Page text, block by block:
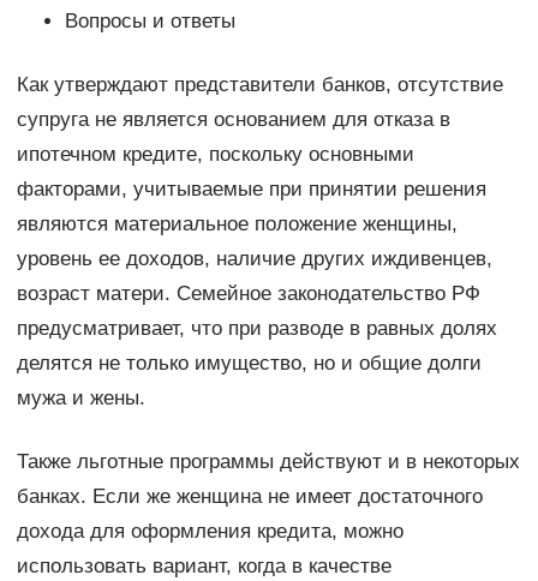
Вопросы и ответы
Как утверждают представители банков, отсутствие
супруга не является основанием для отказа в
ипотечном кредите, поскольку основными
факторами, учитываемые при принятии решения
являются материальное положение женщины,
уровень ее доходов, наличие других иждивенцев,
возраст матери. Семейное законодательство РФ
предусматривает, что при разводе в равных долях
делятся не только имущество, но и общие долги
мужа и жены.
Также льготные программы действуют и в некоторых
банках. Если же женщина не имеет достаточного
дохода для оформления кредита, можно
использовать вариант, когда в качестве